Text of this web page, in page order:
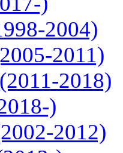
2004)
2011)
2018)
)
2012)